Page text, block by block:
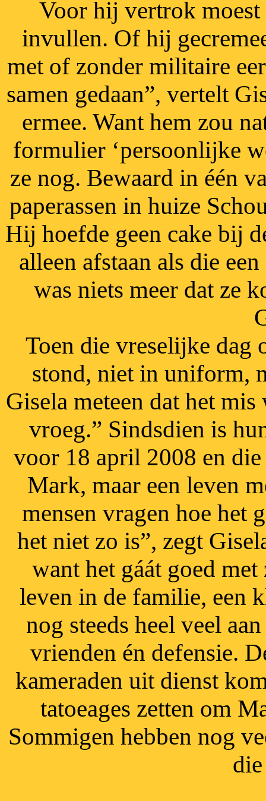
Voor hij vertrok
invullen. Of hij
met of zonder militaire
samen gedaan”, vertelt
ermee. Want hem zou
formulier ‘persoonlijke
ze nog. Bewaard in één
paperassen in huize
Hij hoefde geen cake bij
alleen afstaan als die
was niets meer dat ze
Toen die vreselijke dag
stond, niet in uniform,
Gisela meteen dat het
vroeg.” Sindsdien is
voor 18 april 2008 en
Mark, maar een leven
mensen vragen hoe het
het niet zo is”, zegt
want het gáát goed
leven in de familie, een
nog steeds heel veel
vrienden én defensie.
kameraden uit dienst
tatoeages zetten om
Sommigen hebben nog